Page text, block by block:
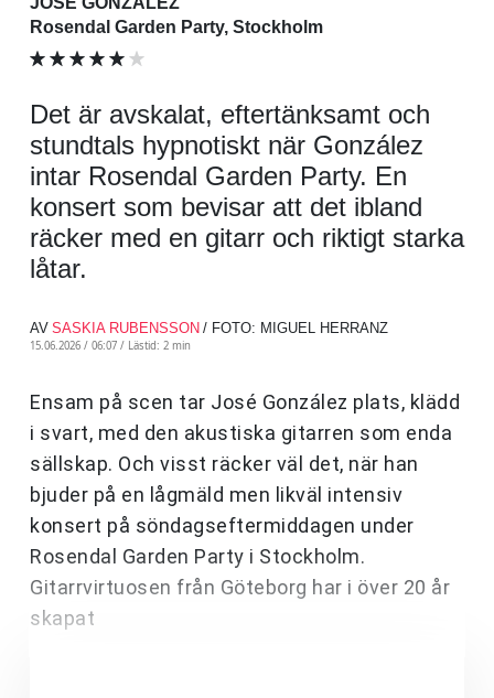
Rosendal Garden Party, Stockholm
Det är avskalat, eftertänksamt och
stundtals hypnotiskt när González
intar Rosendal Garden Party. En
konsert som bevisar att det ibland
räcker med en gitarr och riktigt starka
låtar.
AV SASKIA RUBENSSON / FOTO: MIGUEL HERRANZ
15.06.2026 / 06:07 / Lästid: 2 min
Ensam på scen tar José González plats, klädd
i svart, med den akustiska gitarren som enda
sällskap. Och visst räcker väl det, när han
bjuder på en lågmäld men likväl intensiv
konsert på söndagseftermiddagen under
Rosendal Garden Party i Stockholm.
Gitarrvirtuosen från Göteborg har i över 20 år
skapat